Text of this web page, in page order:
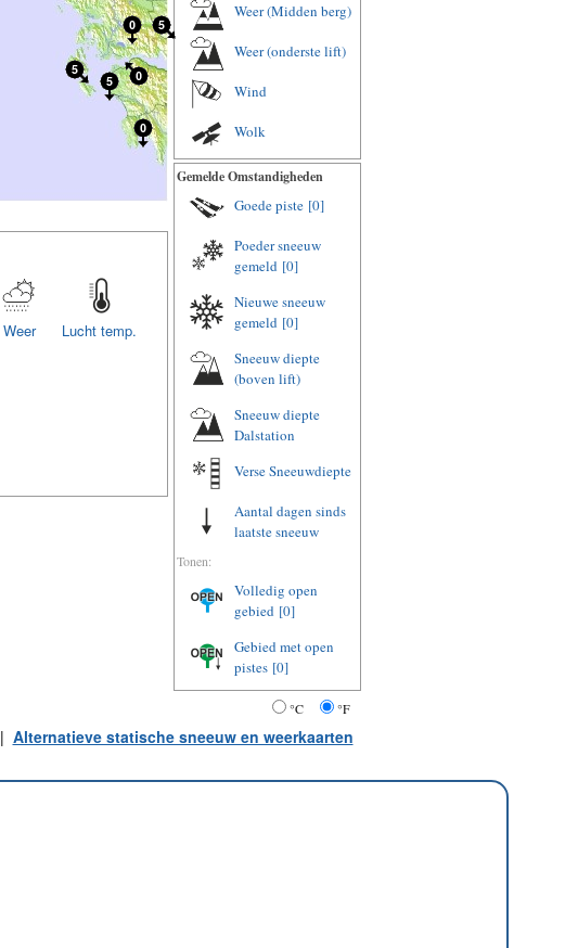
Lucht temp.
Weer
Weer (Midden berg)
Weer (onderste lift)
Wind
Wolk
Gemelde Omstandigheden
Goede piste [0]
Poeder sneeuw
gemeld [0]
Nieuwe sneeuw
gemeld [0]
Sneeuw diepte
(boven lift)
Sneeuw diepte
Dalstation
Verse Sneeuwdiepte
Aantal dagen sinds
laatste sneeuw
Tonen:
Volledig open
gebied [0]
Gebied met open
pistes [0]
°C °F
| Alternatieve statische sneeuw en weerkaarten